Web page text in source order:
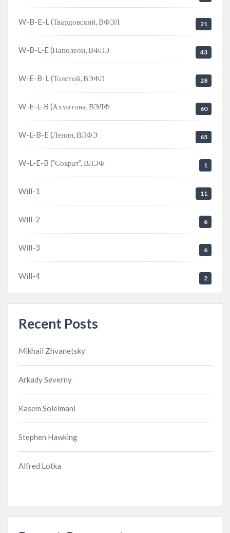
W-B-E-L (Твардовский, ВФЭЛ 21
W-B-L-E (Наполеон, ВФЛЭ 43
W-E-B-L (Толстой, ВЭФЛ 28
W-E-L-B (Ахматова, ВЭЛФ 60
W-L-B-E (Ленин, ВЛФЭ 65
W-L-E-B ("Сократ", ВЛЭФ 1
Will-1 11
Will-2 6
Will-3 6
Will-4 2
Recent Posts
Mikhail Zhvanetsky
Arkady Severny
Kasem Soleimani
Stephen Hawking
Alfred Lotka